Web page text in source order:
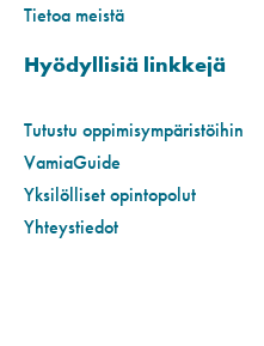
Tietoa meistä
Hyödyllisiä linkkejä
Tutustu oppimisympäristöihin
VamiaGuide
Yksilölliset opintopolut
Yhteystiedot